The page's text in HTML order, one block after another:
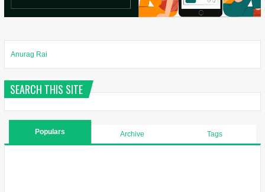
Anurag Rai
SEARCH THIS SITE
Populars Archive Tags